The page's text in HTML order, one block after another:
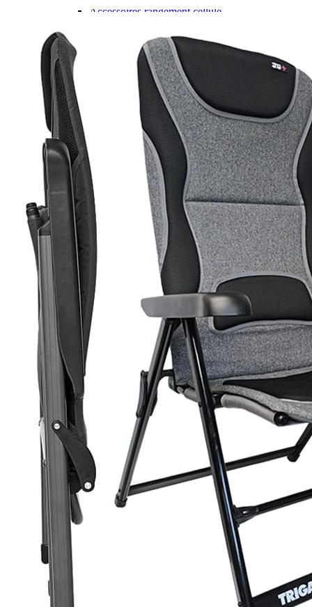
Accessoires rangement cellule
Pied de table et accessoires
ART DE LA TABLE
Lot de Vaisselle Mélamine
Vaisselle Mélamine
Pour faire la vaisselle
Ménagères et couverts
Poêles et casseroles
Four OMNIA
Verres
Accessoires cuisine divers
Pour faire le ménage
Tapis anti dérapant et nappe
Poubelles
Accessoires rangement cuisine
LIBRAIRIE ET JEUX
Guides
Cartes
Jeux jouets
Animaux en camping-car
J'aime Camping-car Plus
VW collection
EQUIPEMENT EXTERIEUR
EXTERIEUR CABINE & CELLULE
Cales et stabilisation
Vérins de stabilisation
Rétroviseurs et lentilles
Bavettes de protections
Embout d'échappement
Renforts de suspension
Jantes,Pneus,Roues et accessoires
Pièces détachées équipement
Chaînes neige
ISOLATION & HIVERNAGE
Gamme CLAIRVAL
Gamme de volets ISOPLAIR
Gamme de volets THERMOCOVER
Gamme de volets VISIOPLAIR
Rideaux volets isolants intérieurs
Rideaux volets isolants extérieurs
Housse camping-cars et caravanes